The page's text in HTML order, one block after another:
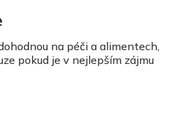
na péči a alimentech,
pokud je v nejlepším zájmu